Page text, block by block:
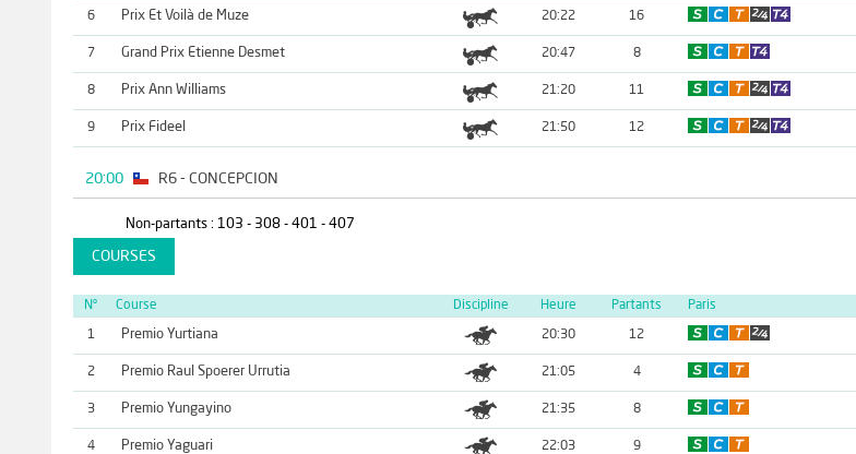
6 Prix Et Voilà de Muze 20:22 16
7 Grand Prix Etienne Desmet 20:47 8
8 Prix Ann Williams 21:20 11
9 Prix Fideel 21:50 12
20:00 R6 - CONCEPCION
Non-partants : 103 - 308 - 401 - 407
COURSES
N° Course Discipline Heure Partants Paris
1 Premio Yurtiana 20:30 12
2 Premio Raul Spoerer Urrutia 21:05 4
3 Premio Yungayino 21:35 8
4 Premio Yaguari 22:03 9